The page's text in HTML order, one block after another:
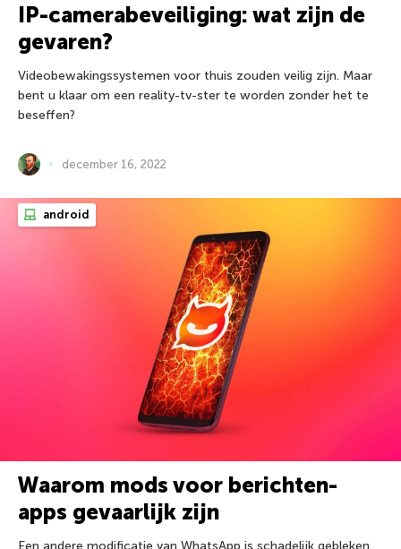
IP-camerabeveiliging: wat zijn de
gevaren?
Videobewakingssystemen voor thuis zouden veilig zijn. Maar
bent u klaar om een reality-tv-ster te worden zonder het te
beseffen?
december 16, 2022
android
Waarom mods voor berichten-
apps gevaarlijk zijn
Een andere modificatie van WhatsApp is schadelijk gebleken.